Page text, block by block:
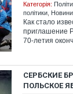
Категорія:
політики Новини
Как стало
приглашение
70-летия
СЕРБСКИЕ
ПОЛЬСКОЕ